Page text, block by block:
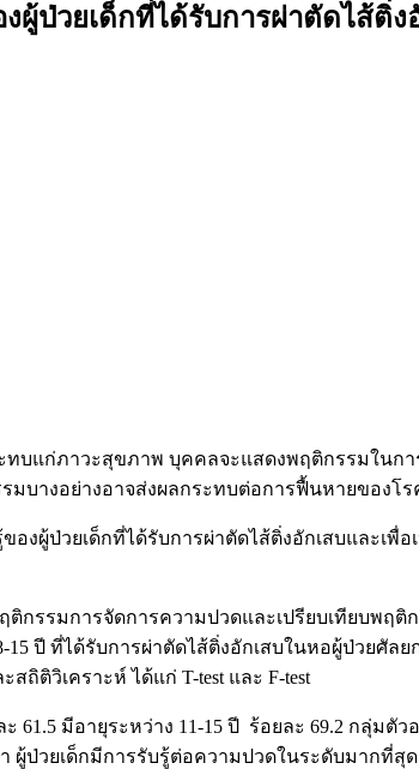
ป่วยเด็กที่ได้รับการผ่าตัดไส้ติ่ง
ทบแก่ภาวะสุขภาพ บุคคลจะแสดงพฤติกรรมใน
บางอย่างอาจส่งผลกระทบต่อการฟื้นหายของโ
งผู้ป่วยเด็กที่ได้รับการผ่าตัดไส้ติ่งอักเสบและเ
กรรมการจัดการความปวดและเปรียบเทียบพฤ
ปี ที่ได้รับการผ่าตัดไส้ติ่งอักเสบในหอผู้ป่วยศัล
ถิติวิเคราะห์ ได้แก่ T-test และ F-test
มีอายุระหว่าง 11-15 ปี ร้อยละ 69.2 กลุ่มตั
ผู้ป่วยเด็กมีการรับรู้ต่อความปวดในระดับมากที่สุ